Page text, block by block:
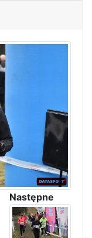
Następne